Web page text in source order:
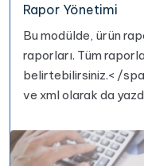
Rapor Yönetimi
Bu modülde, ürün
raporları. Tüm
belirtebilirsiniz.< /
ve xml olarak da